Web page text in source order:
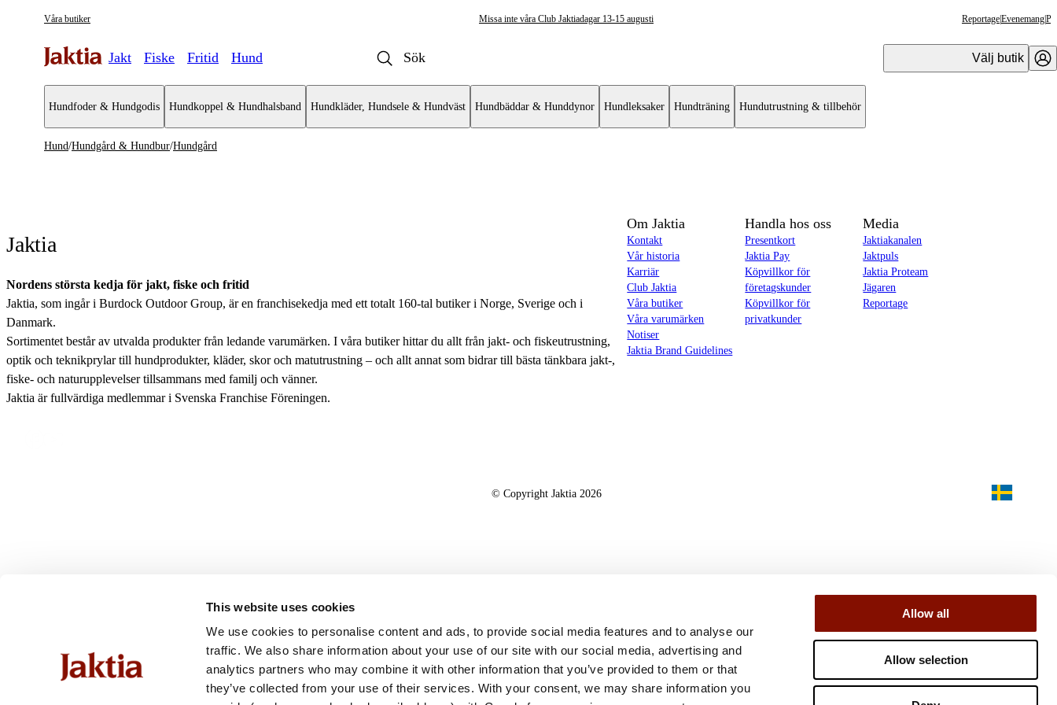
This website uses cookies
We use cookies to personalise content and ads, to provide social media features and to analyse our
traffic. We also share information about your use of our site with our social media, advertising and
analytics partners who may combine it with other information that you’ve provided to them or that
they’ve collected from your use of their services. With your consent, we may share information you
Allow all
Allow selection
Våra butiker Missa inte våra Club Jaktiadagar 13-15 augusti ReportageEvenemang
Jakt Fiske Fritid Hund Välj butik
Hundfoder & Hundgodis Hundkoppel & Hundhalsband Hundkläder, Hundsele & Hundväst Hundbäddar & Hunddynor Hundleksaker Hundträning Hundutrustning & tillbehör
Hund/Hundgård & Hundbur/Hundgård
Jaktia
Nordens största kedja för jakt, fiske och fritid
Jaktia, som ingår i Burdock Outdoor Group, är en franchisekedja med ett totalt 160-tal butiker i Norge, Sverige och i
Danmark.
Sortimentet består av utvalda produkter från ledande varumärken. I våra butiker hittar du allt från jakt- och fiskeutrustning,
optik och teknikprylar till hundprodukter, kläder, skor och matutrustning – och allt annat som bidrar till bästa tänkbara jakt-,
fiske- och naturupplevelser tillsammans med familj och vänner.
Jaktia är fullvärdiga medlemmar i Svenska Franchise Föreningen.
Om Jaktia
Kontakt
Vår historia
Karriär
Club Jaktia
Våra butiker
Våra varumärken
Notiser
Jaktia Brand Guidelines
Handla hos oss
Presentkort
Jaktia Pay
Köpvillkor för
företagskunder
Köpvillkor för
privatkunder
Media
Jaktiakanalen
Jaktpuls
Jaktia Proteam
Jägaren
Reportage
© Copyright Jaktia 2026